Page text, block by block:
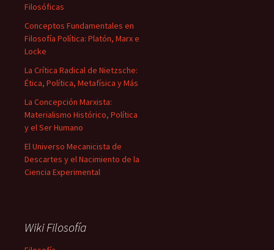
Filosóficas
Conceptos Fundamentales en
Filosofía Política: Platón, Marx e
Locke
La Crítica Radical de Nietzsche:
Ética, Política, Metafísica y Más
La Concepción Marxista:
Materialismo Histórico, Política
y el Ser Humano
El Universo Mecanicista de
Descartes y el Nacimiento de la
Ciencia Experimental
Wiki Filosofía